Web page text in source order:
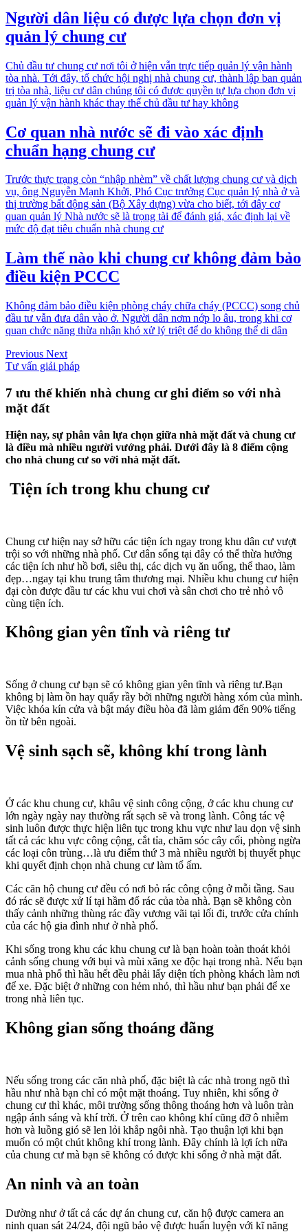
Người dân liệu có được lựa chọn đơn vị
quản lý chung cư
Chủ đầu tư chung cư nơi tôi ở hiện vẫn trực tiếp quản lý vận hành
tòa nhà. Tới đây, tổ chức hội nghị nhà chung cư, thành lập ban quản
trị tòa nhà, liệu cư dân chúng tôi có được quyền tự lựa chọn đơn vị
quản lý vận hành khác thay thế chủ đầu tư hay không
Cơ quan nhà nước sẽ đi vào xác định
chuẩn hạng chung cư
Trước thực trạng còn “nhập nhèm” về chất lượng chung cư và dịch
vụ, ông Nguyễn Mạnh Khởi, Phó Cục trưởng Cục quản lý nhà ở và
thị trường bất động sản (Bộ Xây dựng) vừa cho biết, tới đây cơ
quan quản lý Nhà nước sẽ là trọng tài để đánh giá, xác định lại về
mức độ đạt tiêu chuẩn nhà chung cư
Làm thế nào khi chung cư không đảm bảo
điều kiện PCCC
Không đảm bảo điều kiện phòng cháy chữa cháy (PCCC) song chủ
đầu tư vẫn đưa dân vào ở. Người dân nơm nớp lo âu, trong khi cơ
quan chức năng thừa nhận khó xử lý triệt để do không thể di dân
Previous Next
Tư vấn giải pháp
7 ưu thế khiến nhà chung cư ghi điểm so với nhà
mặt đất
Hiện nay, sự phân vân lựa chọn giữa nhà mặt đất và chung cư
là điều mà nhiều người vướng phải. Dưới đây là 8 điểm cộng
cho nhà chung cư so với nhà mặt đất.
Tiện ích trong khu chung cư
Chung cư hiện nay sở hữu các tiện ích ngay trong khu dân cư vượt
trội so với những nhà phố. Cư dân sống tại đây có thể thừa hưởng
các tiện ích như hồ bơi, siêu thị, các dịch vụ ăn uống, thể thao, làm
đẹp…ngay tại khu trung tâm thương mại. Nhiều khu chung cư hiện
đại còn được đầu tư các khu vui chơi và sân chơi cho trẻ nhỏ vô
cùng tiện ích.
Không gian yên tĩnh và riêng tư
Sống ở chung cư bạn sẽ có không gian yên tĩnh và riêng tư.Bạn
không bị làm ồn hay quấy rầy bởi những người hàng xóm của mình.
Việc khóa kín cửa và bật máy điều hòa đã làm giảm đến 90% tiếng
ồn từ bên ngoài.
Vệ sinh sạch sẽ, không khí trong lành
Ở các khu chung cư, khâu vệ sinh công cộng, ở các khu chung cư
lớn ngày ngày nay thường rất sạch sẽ và trong lành. Công tác vệ
sinh luôn được thực hiện liên tục trong khu vực như lau dọn vệ sinh
tất cả các khu vực công cộng, cắt tỉa, chăm sóc cây cối, phòng ngừa
các loại côn trùng…là ưu điểm thứ 3 mà nhiều người bị thuyết phục
khi quyết định chọn nhà chung cư làm tổ ấm.
Các căn hộ chung cư đều có nơi bỏ rác công cộng ở mỗi tầng. Sau
đó rác sẽ được xử lí tại hầm đổ rác của tòa nhà. Bạn sẽ không còn
thấy cảnh những thùng rác đầy vương vãi tại lối đi, trước cửa chính
của các hộ gia đình như ở nhà phố.
Khi sống trong khu các khu chung cư là bạn hoàn toàn thoát khỏi
cảnh sống chung với bụi và mùi xăng xe độc hại trong nhà. Nếu bạn
mua nhà phố thì hầu hết đều phải lấy diện tích phòng khách làm nơi
để xe. Đặc biệt ở những con hẻm nhỏ, thì hầu như bạn phải để xe
trong nhà liên tục.
Không gian sống thoáng đãng
Nếu sống trong các căn nhà phố, đặc biệt là các nhà trong ngõ thì
hầu như nhà bạn chỉ có một mặt thoáng. Tuy nhiên, khi sống ở
chung cư thì khác, môi trường sống thông thoáng hơn và luôn tràn
ngập ánh sáng và khí trời. Ở trên cao không khí cũng đỡ ô nhiễm
hơn và luồng gió sẽ len lỏi khắp ngôi nhà. Tạo thuận lợi khi bạn
muốn có một chút không khí trong lành. Đây chính là lợi ích nữa
của chung cư mà bạn sẽ không có được khi sống ở nhà mặt đất.
An ninh và an toàn
Dường như ở tất cả các dự án chung cư, căn hộ được camera an
ninh quan sát 24/24, đội ngũ bảo vệ được huấn luyện với kĩ năng